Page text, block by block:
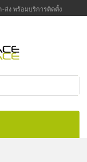
ส่ง พร้อมบริการติดตั้ง